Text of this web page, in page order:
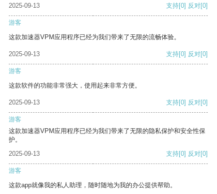
2025-09-13
支持[0] 反对[0]
游客
这款加速器VPM应用程序已经为我们带来了无限的流畅体验。
2025-09-13 支持[0] 反对[0]
游客
这款软件的功能非常强大，使用起来非常方便。
2025-09-13 支持[0] 反对[0]
游客
这款加速器VPM应用程序已经为我们带来了无限的隐私保护和安全性保
护。
2025-09-13
支持[0] 反对[0]
游客
这款app就像我的私人助理，随时随地为我的办公提供帮助。